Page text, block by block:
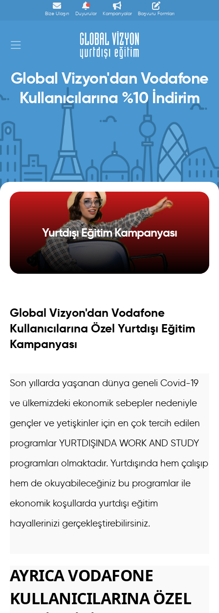
Bize Ulaşın Duyurular Kampanyalar Başvuru Formları
Global Vizyon'dan Vodafone
Kullanıcılarına %10 İndirim
Yurtdışı Eğitim Kampanyası
Global Vizyon'dan Vodafone
Kullanıcılarına Özel Yurtdışı Eğitim
Kampanyası
Son yıllarda yaşanan dünya geneli Covid-19
ve ülkemizdeki ekonomik sebepler nedeniyle
gençler ve yetişkinler için en çok tercih edilen
programlar YURTDIŞINDA WORK AND STUDY
programları olmaktadır. Yurtdışında hem çalışıp
hem de okuyabileceğiniz bu programlar ile
ekonomik koşullarda yurtdışı eğitim
hayallerinizi gerçekleştirebilirsiniz.
AYRICA VODAFONE
KULLANICILARINA ÖZEL